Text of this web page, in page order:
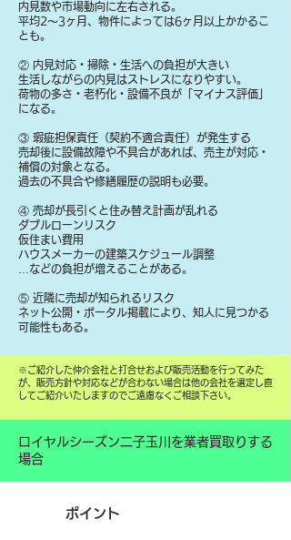
内見数や市場動向に左右される。
平均2〜3ヶ月、物件によっては6ヶ月以上かかるこ
とも。
② 内見対応・掃除・生活への負担が大きい
生活しながらの内見はストレスになりやすい。
荷物の多さ・老朽化・設備不良が「マイナス評価」
になる。
③ 瑕疵担保責任（契約不適合責任）が発生する
売却後に設備故障や不具合があれば、売主が対応・
補償の対象となる。
過去の不具合や修繕履歴の説明も必要。
④ 売却が長引くと住み替え計画が乱れる
ダブルローンリスク
仮住まい費用
ハウスメーカーの建築スケジュール調整
…などの負担が増えることがある。
⑤ 近隣に売却が知られるリスク
ネット公開・ポータル掲載により、知人に見つかる
可能性もある。
​※ご紹介した仲介会社と打合せおよび販売活動を行ってみた
が、販売方針や対応などが合わない場合は他の会社を選定し直
してご紹介いたしますのでご遠慮なくご相談下さい。
ロイヤルシーズン二子玉川を業者買取りする
場合
ポイント